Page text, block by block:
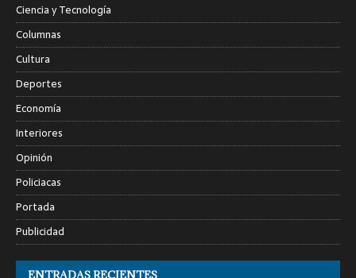
Ciencia y Tecnología
Columnas
Cultura
Deportes
Economía
Interiores
Opinión
Policiacas
Portada
Publicidad
ENTRADAS RECIENTES